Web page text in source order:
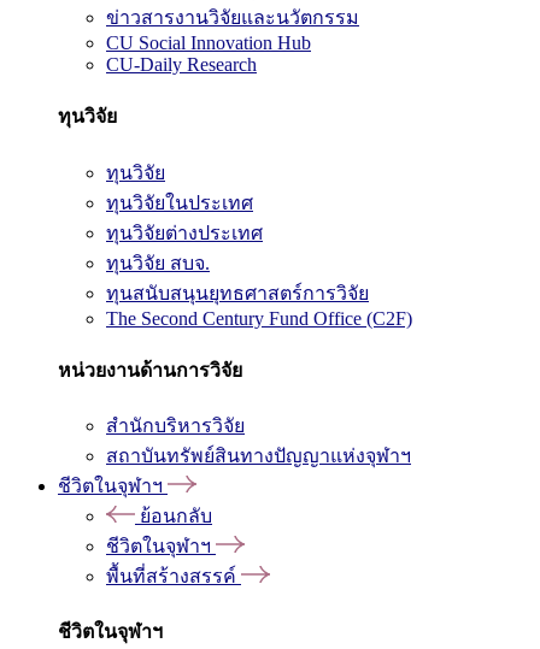
ข่าวสารงานวิจัยและนวัตกรรม
CU Social Innovation Hub
CU-Daily Research
ทุนวิจัย
ทุนวิจัย
ทุนวิจัยในประเทศ
ทุนวิจัยต่างประเทศ
ทุนวิจัย สบจ.
ทุนสนับสนุนยุทธศาสตร์การวิจัย
The Second Century Fund Office (C2F)
หน่วยงานด้านการวิจัย
สำนักบริหารวิจัย
สถาบันทรัพย์สินทางปัญญาแห่งจุฬาฯ
ชีวิตในจุฬาฯ
ย้อนกลับ
ชีวิตในจุฬาฯ
พื้นที่สร้างสรรค์
ชีวิตในจุฬาฯ